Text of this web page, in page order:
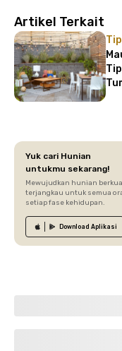
Artikel Terkait
Yuk cari Hunian
untukmu sekarang!
Mewujudkan hunian
terjangkau untuk semua
setiap fase kehidupan.
Download Aplikasi